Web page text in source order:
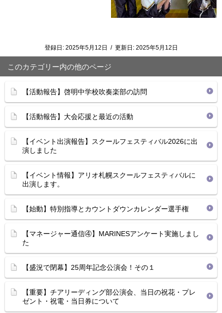
登録日: 2025年5月12日 / 更新日: 2025年5月12日
このカテゴリー内の他のページ
【活動報告】啓明中学校吹奏楽部の訪問
【活動報告】大会応援と最近の活動
【イベント出演報告】スクールフェスティバル2026に出
演しました
【イベント情報】アリオ札幌スクールフェスティバルに
出演します。
【始動】特別指導とカウントダウンカレンダー選手権
【マネージャー通信④】MARINESアンケート実施しまし
た
【盛況で閉幕】25周年記念公演会！その１
【重要】チアリーディング部公演会、当日の祝花・プレ
ゼント・祝電・当日券について